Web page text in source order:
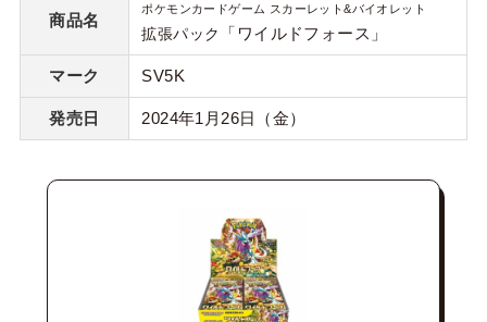
商品名
ポケモンカードゲーム スカーレット&バイオレット
拡張パック 「ワイルドフォース」
マーク SV5K
発売日 2024年1月26日（金）